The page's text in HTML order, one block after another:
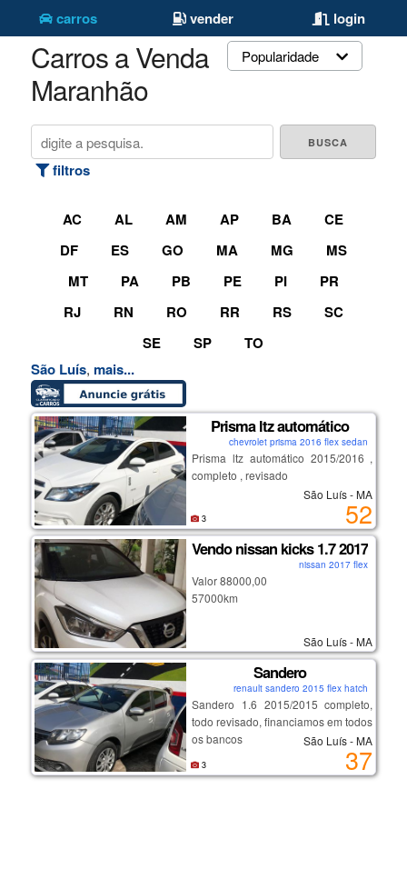
carros vender login
Carros a Venda
Maranhão
filtros
Popularidade
AC AL AM AP BA
CE
DF
ES GO MA MG
MS
MT
PA PB PE PI
PR
RJ
RN RO RR RS
SC
SE
SP
TO
São Luís, mais...
Prisma ltz automático
chevrolet prisma 2016 flex sedan
Prisma ltz automático 2015/2016 ,
completo , revisado
São Luís - MA
52
3
Vendo nissan kicks 1.7 2017
nissan 2017 flex
Valor 88000,00
57000km
São Luís - MA
Sandero
renault sandero 2015 flex hatch
Sandero 1.6 2015/2015 completo,
todo revisado, financiamos em todos
os bancos
São Luís - MA
37
3